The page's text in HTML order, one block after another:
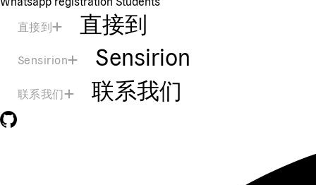
直接到
直接到
Sensirion Sensirion
联系我们 联系我们